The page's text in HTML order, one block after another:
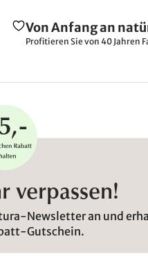
Von Anfang an
Profitieren Sie von 40 Jahren
verpassen!
Newsletter an und
Gutschein.